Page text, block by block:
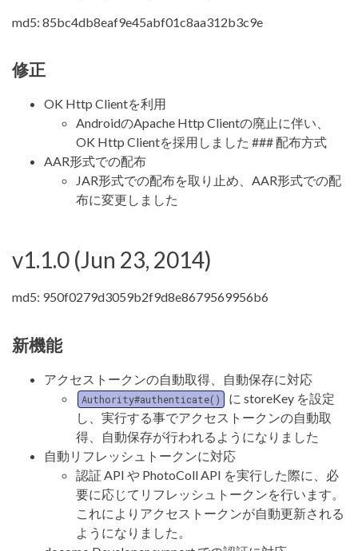
md5: 85bc4db8eaf9e45abf01c8aa312b3c9e
修正
OK Http Clientを利用
AndroidのApache Http Clientの廃止に伴い、
OK Http Clientを採用しました ### 配布方式
AAR形式での配布
JAR形式での配布を取り止め、AAR形式での配
布に変更しました
v1.1.0 (Jun 23, 2014)
md5: 950f0279d3059b2f9d8e8679569956b6
新機能
アクセストークンの自動取得、自動保存に対応
Authority#authenticate()
に storeKey を設定
し、実行する事でアクセストークンの自動取
得、自動保存が行われるようになりました
自動リフレッシュトークンに対応
認証 API や PhotoColl API を実行した際に、必
要に応じてリフレッシュトークンを行います。
これによりアクセストークンが自動更新される
ようになりました。